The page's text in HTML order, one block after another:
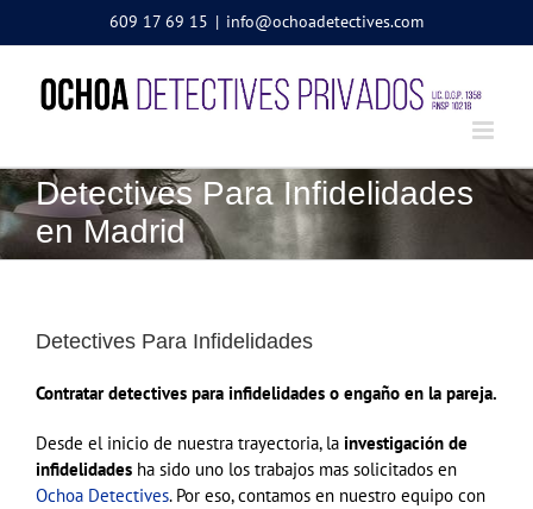
609 17 69 15 | info@ochoadetectives.com
Detectives Para Infidelidades
en Madrid
Detectives Para Infidelidades
Contratar detectives para infidelidades o engaño en la pareja.
Desde el inicio de nuestra trayectoria, la investigación de
infidelidadesha sido uno los trabajos mas solicitados en
Ochoa Detectives. Por eso, contamos en nuestro equipo con